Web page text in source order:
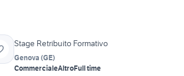
Stage Retribuito Formativo
Genova (GE)
CommercialeAltroFull time